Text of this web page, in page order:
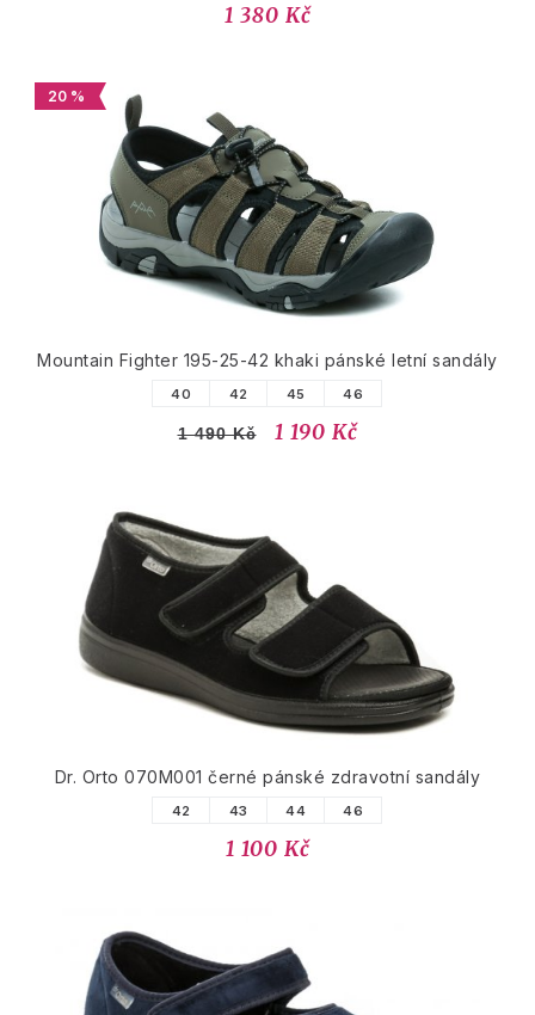
1 380 Kč
20 %
Mountain Fighter 195-25-42 khaki pánské letní sandály
40 42 45 46
1 490 Kč 1 190 Kč
Dr. Orto 070M001 černé pánské zdravotní sandály
42 43 44 46
1 100 Kč